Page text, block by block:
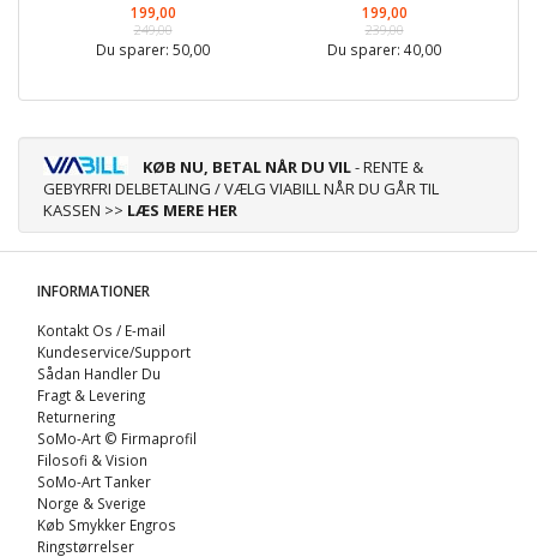
199,00
249,00
Du sparer: 50,00
199,00
239,00
Du sparer: 40,00
KØB NU, BETAL NÅR DU VIL- RENTE &
GEBYRFRI DELBETALING / VÆLG VIABILL NÅR DU GÅR TIL
KASSEN >> LÆS MERE HER
INFORMATIONER
Kontakt Os / E-mail
Kundeservice/Support
Sådan Handler Du
Fragt & Levering
Returnering
SoMo-Art © Firmaprofil
Filosofi & Vision
SoMo-Art Tanker
Norge & Sverige
Køb Smykker Engros
Ringstørrelser